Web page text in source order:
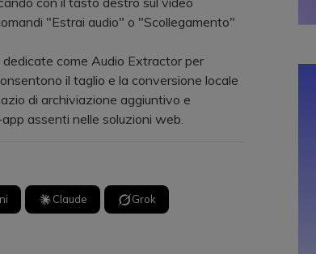
"Estrai audio" o "Scollegamento"
come Audio Extractor per
il taglio e la conversione locale
di archiviazione aggiuntivo e
assenti nelle soluzioni web.
Claude Grok